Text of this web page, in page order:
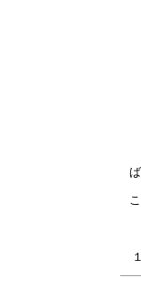
ば
こ